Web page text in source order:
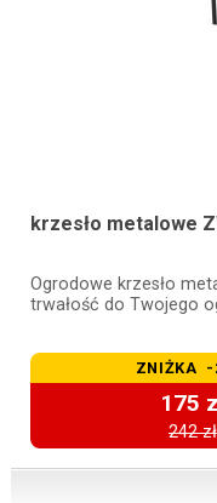
krzesło metalowe
Ogrodowe krzesło
trwałość do Twojego
ZNIŻKA -
175
242 zł